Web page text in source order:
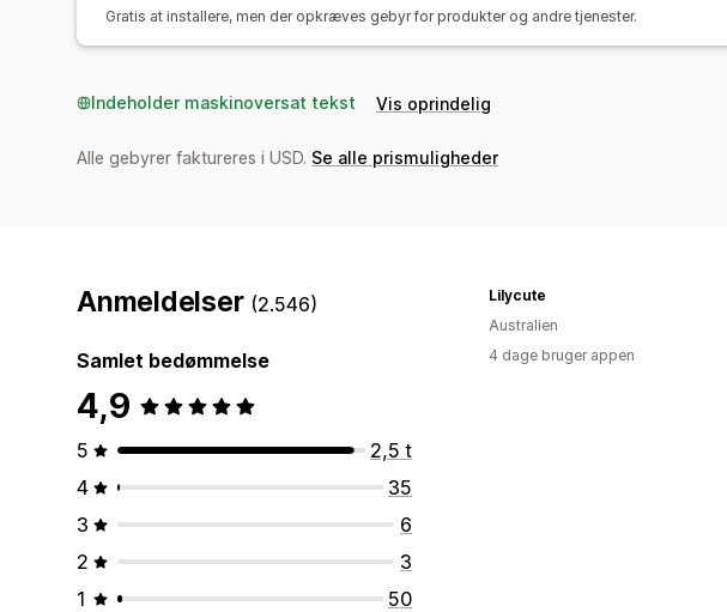
Gratis at installere, men der opkræves gebyr for produkter og andre tjenester.
Indeholder maskinoversat tekst Vis oprindelig
Alle gebyrer faktureres i USD. Se alle prismuligheder
Anmeldelser (2.546)
Samlet bedømmelse
4,9
5
2,5 t
4
35
3
6
2
3
1
50
Lilycute
Australien
4 dage bruger appen